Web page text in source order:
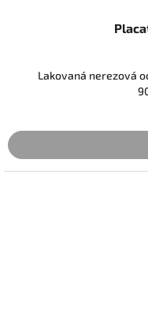
Lakovaná nerezová